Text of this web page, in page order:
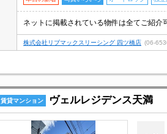
株式会社リブマックスリーシング 四ツ橋店 (06-
賃貸マンション ヴェルレジデンス天満